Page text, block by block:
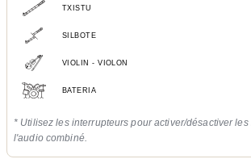
TXISTU
SILBOTE
VIOLIN - VIOLON
BATERIA
* Utilisez les interrupteurs pour activer/désactiver
l'audio combiné.